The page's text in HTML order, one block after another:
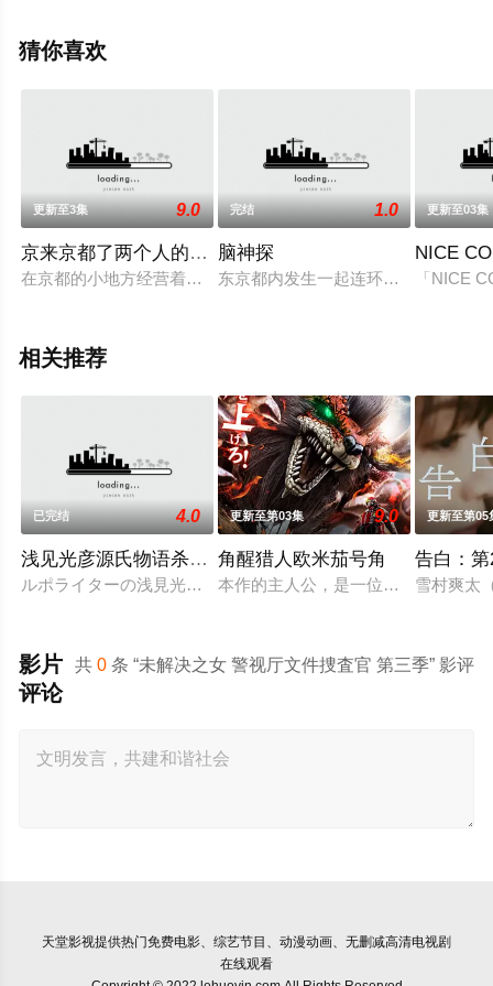
佳等明星演员精彩演绎的日本电视剧，手机免费观看高清
猜你喜欢
更新至3集 9.0
京来京都了两个人的夏天
在京都的小地方经营着小诊所的单身男人柿木空吉（佐佐木藏
完结 1.0
脑神探
东京都内发生一起连环爆炸事故，警
更新至03集
NICE
「NICE
相关推荐
已完结 4.0
浅见光彦源氏物语杀人事件
ルポライターの浅見光彦（岩田剛典）は、“軽井沢のセンセ”
更新至第03集 9.0
角醒猎人欧米茄号角
本作的主人公，是一位勉强糊口的
更新至第05
告白：
雪村爽太
共0 条 “未解决之女 警视厅文件捜査官 第三季” 影评
影片
评论
天堂影视提供热门免费电影、综艺节目、动漫动画、无删减高清电视剧
在线观看